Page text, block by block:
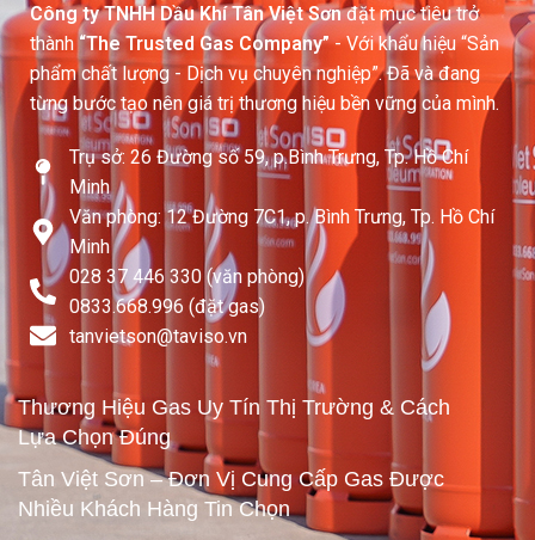
Công ty TNHH Dầu Khí Tân Việt Sơnđặt mục tiêu trở
thành “The Trusted Gas Company”- Với khẩu hiệu “Sản
phẩm chất lượng - Dịch vụ chuyên nghiệp”. Đã và đang
từng bước tạo nên giá trị thương hiệu bền vững của mình.
Trụ sở: 26 Đường số 59, p.Bình Trưng, Tp. Hồ Chí
Minh
Văn phòng: 12 Đường 7C1, p. Bình Trưng, Tp. Hồ Chí
Minh
028 37 446 330 (văn phòng)
0833.668.996 (đặt gas)
tanvietson@taviso.vn​
Thương Hiệu Gas Uy Tín Thị Trường & Cách
Lựa Chọn Đúng
Tân Việt Sơn – Đơn Vị Cung Cấp Gas Được
Nhiều Khách Hàng Tin Chọn